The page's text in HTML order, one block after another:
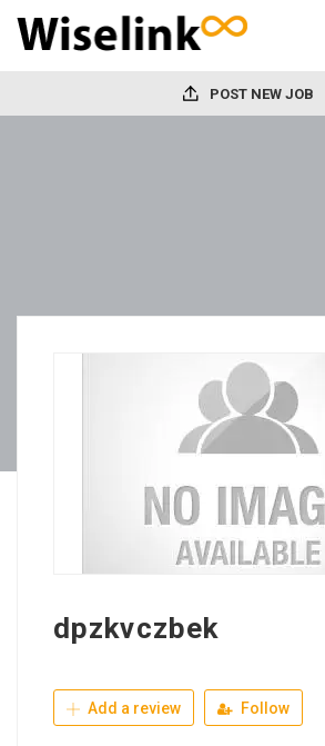
POST NEW JOB
dpzkvczbek
Add a review Follow